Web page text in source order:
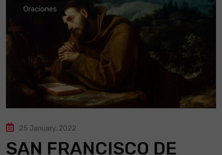
Oraciones
25 January, 2022
SAN FRANCISCO DE